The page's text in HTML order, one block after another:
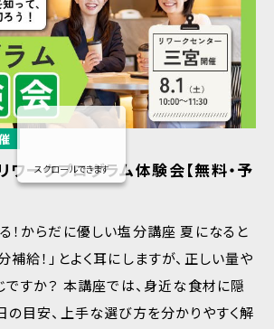
ークプログラム体験会【無料・予
！からだに優しい塩分講座 夏になると
給！」とよく耳にしますが、正しい量や
ですか？ 本講座では、身近な食材に隠
目安、上手な選び方を分かりやすく解
スクロールできます